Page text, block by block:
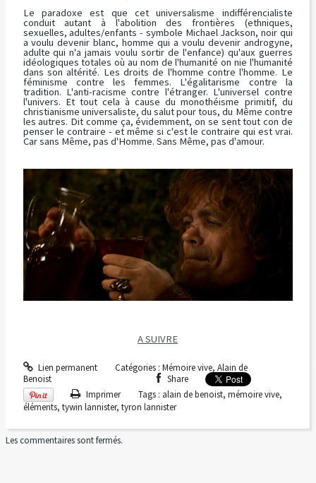
Le paradoxe est que cet universalisme indifférencialiste
conduit autant à l'abolition des frontières (ethniques,
sexuelles, adultes/enfants - symbole Michael Jackson, noir qui
a voulu devenir blanc, homme qui a voulu devenir androgyne,
adulte qui n'a jamais voulu sortir de l'enfance) qu'aux guerres
idéologiques totales où au nom de l'humanité on nie l'humanité
dans son altérité. Les droits de l'homme contre l'homme. Le
féminisme contre les femmes. L'égalitarisme contre la
tradition. L'anti-racisme contre l'étranger. L'universel contre
l'univers. Et tout cela à cause du monothéisme primitif, du
christianisme universaliste, du salut pour tous, du Même contre
les autres. Dit comme ça, évidemment, on se sent tout con de
penser le contraire - et même si c'est le contraire qui est vrai.
Car sans Même, pas d'Homme. Sans Même, pas d'amour.
A SUIVRE
Lien permanent Catégories : Mémoire vive, Alain de
Benoist
Share
Imprimer
Tags : alain de benoist, mémoire vive,
éléments, tywin lannister, tyron lannister
Les commentaires sont fermés.